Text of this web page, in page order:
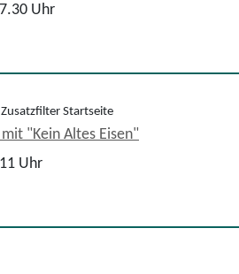
Uhr
Zusatzfilter Startseite
"Kein Altes Eisen"
11 Uhr